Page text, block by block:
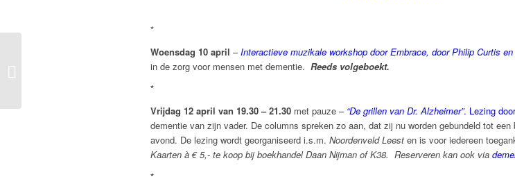
*
Woensdag 10 april –Interactieve muzikale workshop door Embrace, door Philip Curtis
in de zorg voor mensen met dementie. Reeds volgeboekt.
*
Vrijdag 12 april van 19.30 – 21.30 met pauze – “De grillen van Dr. Alzheimer”. Lezing door
dementie van zijn vader. De columns spreken zo aan, dat zij nu worden gebundeld tot
avond. De lezing wordt georganiseerd i.s.m. Noordenveld Leest en is voor iedereen
Kaarten à € 5,- te koop bij boekhandel Daan Nijman of K38. Reserveren kan ook via
*